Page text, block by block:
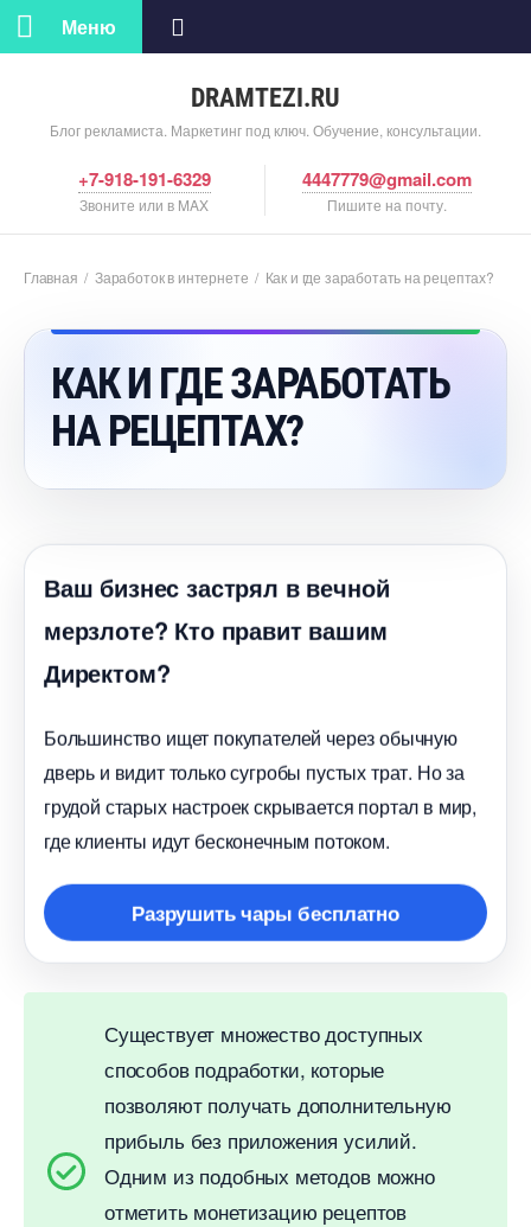
DRAMTEZI.RU
Блог рекламиста. Маркетинг под ключ. Обучение, консультации.
Меню
+7-918-191-6329
Звоните или в MAX
4447779@gmail.com
Пишите на почту.
Главная / Заработок в интернете / Как и где заработать на рецептах?
КАК И ГДЕ ЗАРАБОТАТЬ
НА РЕЦЕПТАХ?
аш бизнес застрял в вечной
мерзлоте? Кто правит вашим
Директом?
Большинство ищет покупателей через обычную
дверь и видит только сугробы пустых трат. Но за
рудой старых настроек скрывается портал в мир,
де клиенты идут бесконечным потоком.
Разрушить чары бесплатно
Существует множество доступных
способов подработки, которые
позволяют получать дополнительную
прибыль без приложения усилий.
Одним из подобных методов можно
отметить монетизацию рецепто